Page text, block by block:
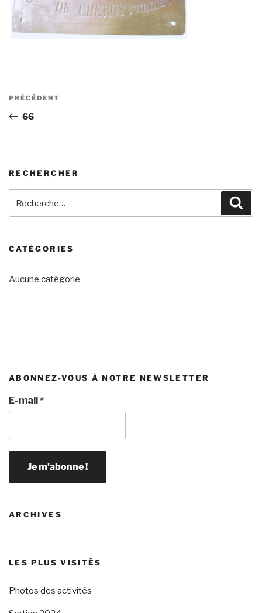
Navigation
l’article
Article
précédent
PRÉCÉDENT
66
RECHERCHER
pour
CATÉGORIES
Aucune catégorie
ABONNEZ-VOUS À NOTRE NEWSLETTER
E-mail *
ARCHIVES
LES PLUS VISITÉS
Photos des activités